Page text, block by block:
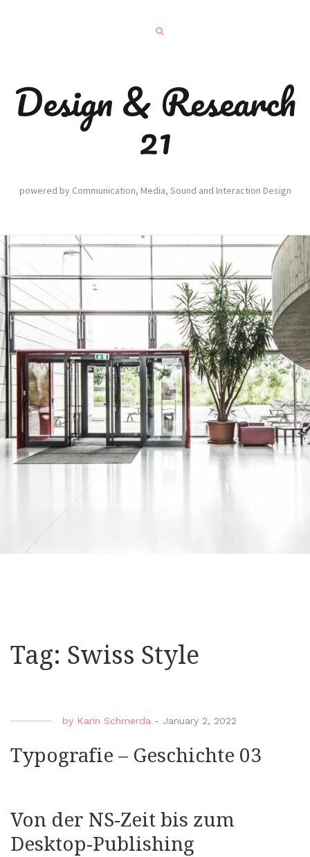
Design & Research
21
powered by Communication, Media, Sound and Interaction Design
Tag: Swiss Style
by Karin Schmerda - January 2, 2022
Typografie – Geschichte 03
Von der NS-Zeit bis zum
Desktop-Publishing